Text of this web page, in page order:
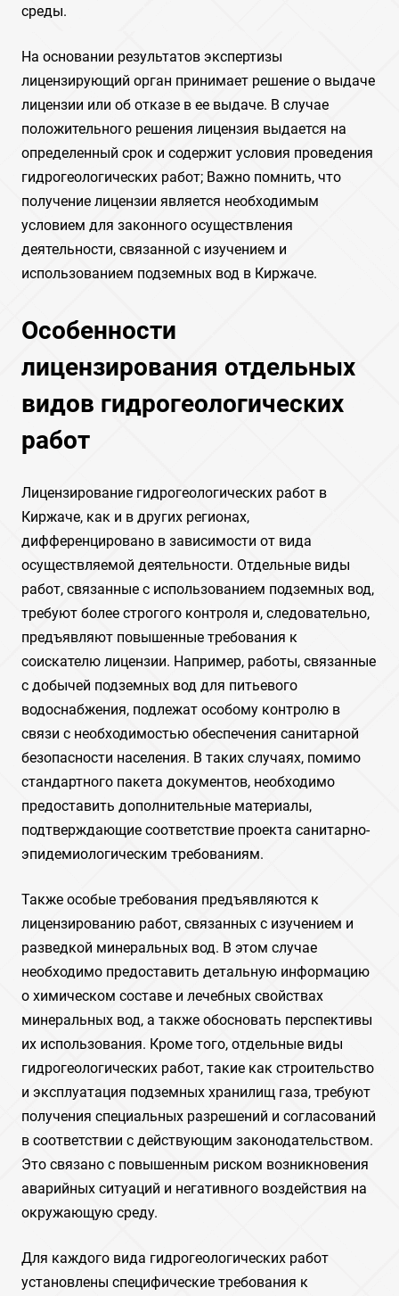
среды.
На основании результатов экспертизы
лицензирующий орган принимает решение о выдаче
лицензии или об отказе в ее выдаче. В случае
положительного решения лицензия выдается на
определенный срок и содержит условия проведения
гидрогеологических работ; Важно помнить, что
получение лицензии является необходимым
условием для законного осуществления
деятельности, связанной с изучением и
использованием подземных вод в Киржаче.
Особенности
лицензирования отдельных
видов гидрогеологических
работ
Лицензирование гидрогеологических работ в
Киржаче, как и в других регионах,
дифференцировано в зависимости от вида
осуществляемой деятельности. Отдельные виды
работ, связанные с использованием подземных вод,
требуют более строгого контроля и, следовательно,
предъявляют повышенные требования к
соискателю лицензии. Например, работы, связанные
с добычей подземных вод для питьевого
водоснабжения, подлежат особому контролю в
связи с необходимостью обеспечения санитарной
безопасности населения. В таких случаях, помимо
стандартного пакета документов, необходимо
предоставить дополнительные материалы,
подтверждающие соответствие проекта санитарно-
эпидемиологическим требованиям.
Также особые требования предъявляются к
лицензированию работ, связанных с изучением и
разведкой минеральных вод. В этом случае
необходимо предоставить детальную информацию
о химическом составе и лечебных свойствах
минеральных вод, а также обосновать перспективы
их использования. Кроме того, отдельные виды
гидрогеологических работ, такие как строительство
и эксплуатация подземных хранилищ газа, требуют
получения специальных разрешений и согласований
в соответствии с действующим законодательством.
Это связано с повышенным риском возникновения
аварийных ситуаций и негативного воздействия на
окружающую среду.
Для каждого вида гидрогеологических работ
установлены специфические требования к